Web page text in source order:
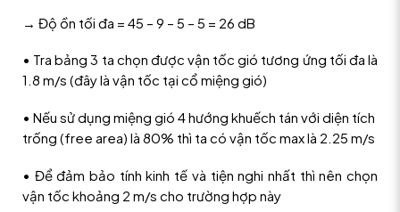
→ Độ ồn tối đa = 45 – 9 – 5 – 5 = 26 dB
• Tra bảng 3 ta chọn được vận tốc gió tương ứng tối đa là
1.8 m/s (đây là vận tốc tại cổ miệng gió)
• Nếu sử dụng miệng gió 4 hướng khuếch tán với diện tích
trống (free area) là 80% thì ta có vận tốc max là 2.25 m/s
• Để đảm bảo tính kinh tế và tiện nghi nhất thì nên chọn
vận tốc khoảng 2 m/s cho trường hợp này